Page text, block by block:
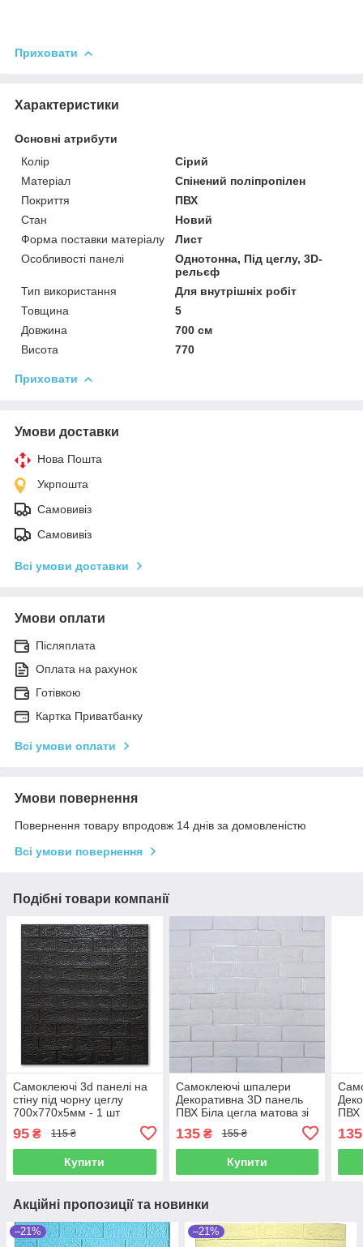
Приховати
Характеристики
Основні атрибути
Колір
Сірий
Матеріал
Спінений поліпропілен
Покриття
ПВХ
Стан
Новий
Форма поставки матеріалу
Лист
Особливості панелі
Однотонна, Під цеглу, 3D-
рельєф
Тип використання
Для внутрішніх робіт
Товщина
5
Довжина
700 см
Висота
770
Приховати
Умови доставки
Нова Пошта
Укрпошта
Самовивіз
Самовивіз
Всі умови доставки
Умови оплати
Післяплата
Оплата на рахунок
Готівкою
Картка Приватбанку
Всі умови оплати
Умови повернення
Повернення товару впродовж 14 днів за домовленістю
Всі умови повернення
Подібні товари компанії
Самоклеючі 3d панелі на
стіну під чорну цеглу
700х770х5мм - 1 шт
95 ₴ 115 ₴
Купити
Самоклеючі шпалери
Декоративна 3D панель
ПВХ Біла цегла матова зі
135₴ 155 ₴
Купити
ПВХ
135
Акційні пропозиції та новинки
–21% –21%